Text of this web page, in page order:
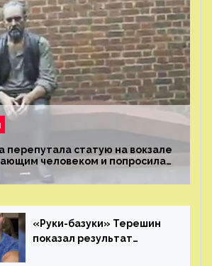
перепутала статую на вокзале
человеком и попросила
«Руки-базуки» Терешин
показал результат